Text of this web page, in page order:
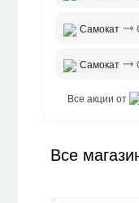
Самокат ⤑
Самокат ⤑
Все акции от
Все